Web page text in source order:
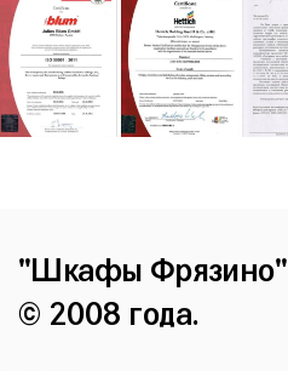
"Шкафы Фрязино"
© 2008 года.